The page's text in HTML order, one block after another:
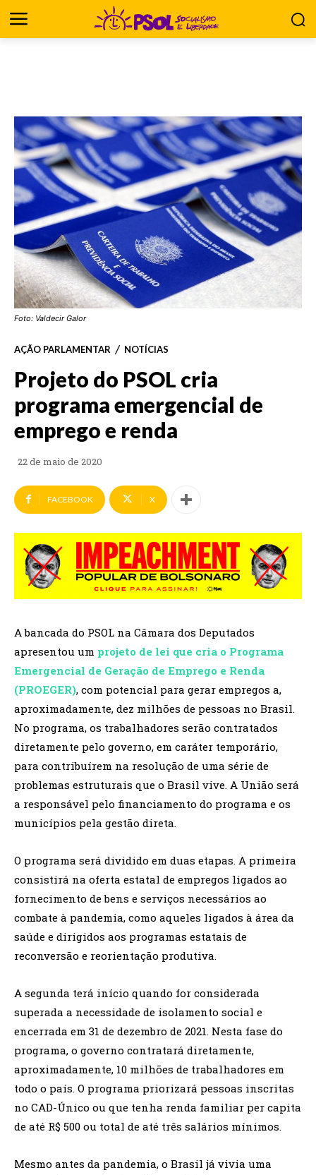
Foto: Valdecir Galor
AÇÃO PARLAMENTAR NOTÍCIAS
Projeto do PSOL cria
programa emergencial de
emprego e renda
22 de maio de 2020
FACEBOOK X
A bancada do PSOL na Câmara dos Deputados
apresentou um projeto de lei que cria o Programa
Emergencial de Geração de Emprego e Renda
(PROEGER), com potencial para gerar empregos a,
aproximadamente, dez milhões de pessoas no Brasil.
No programa, os trabalhadores serão contratados
diretamente pelo governo, em caráter temporário,
para contribuírem na resolução de uma série de
problemas estruturais que o Brasil vive. A União será
a responsável pelo financiamento do programa e os
municípios pela gestão direta.
O programa será dividido em duas etapas. A primeira
consistirá na oferta estatal de empregos ligados ao
fornecimento de bens e serviços necessários ao
combate à pandemia, como aqueles ligados à área da
saúde e dirigidos aos programas estatais de
reconversão e reorientação produtiva.
A segunda terá início quando for considerada
superada a necessidade de isolamento social e
encerrada em 31 de dezembro de 2021. Nesta fase do
programa, o governo contratará diretamente,
aproximadamente, 10 milhões de trabalhadores em
todo o país. O programa priorizará pessoas inscritas
no CAD-Único ou que tenha renda familiar per capita
de até R$ 500 ou total de até três salários mínimos.
Mesmo antes da pandemia, o Brasil já vivia uma